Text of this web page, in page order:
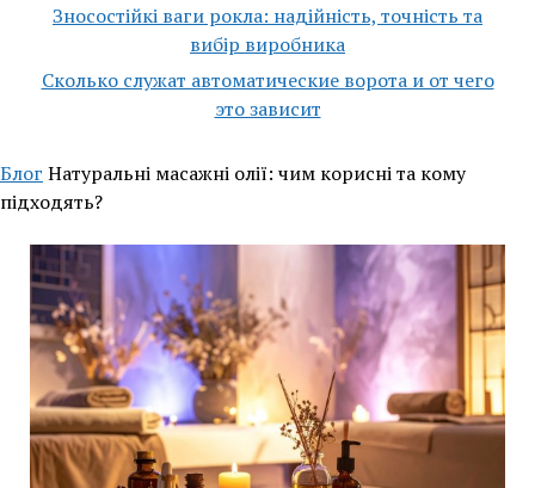
Зносостійкі ваги рокла: надійність, точність та
вибір виробника
Сколько служат автоматические ворота и от чего
это зависит
Блог Натуральні масажні олії: чим корисні та кому
підходять?